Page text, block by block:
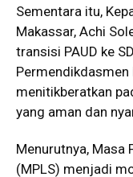
Sementara itu,
Makassar, Achi
transisi PAUD ke
menitikberatkan
yang aman dan
Menurutnya, Masa
(MPLS) menjadi